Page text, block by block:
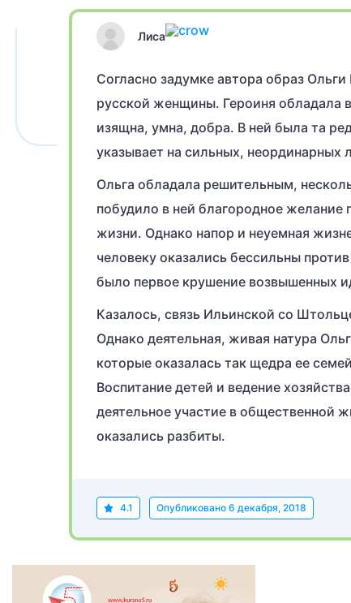
Лиса
Согласно задумке автора образ
русской женщины. Героиня обладала
изящна, умна, добра. В ней была та
указывает на сильных, неординарных
Ольга обладала решительным,
побудило в ней благородное желание
жизни. Однако напор и неуемная
человеку оказались бессильны
было первое крушение возвышенных
Казалось, связь Ильинской со
Однако деятельная, живая натура
которые оказалась так щедра ее
Воспитание детей и ведение
деятельное участие в общественной
оказались разбиты.
4.1 Опубликовано 6 декабря, 2018